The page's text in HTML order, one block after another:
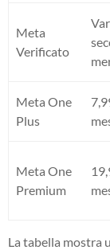
Meta
Verificato
Meta One
Plus
Meta One
Premium
La tabella mostra